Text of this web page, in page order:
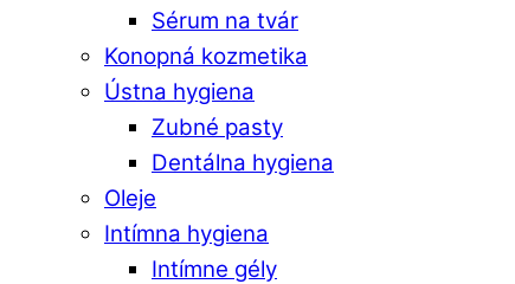
Sérum na tvár
Konopná kozmetika
Ústna hygiena
Zubné pasty
Dentálna hygiena
Oleje
Intímna hygiena
Intímne gély